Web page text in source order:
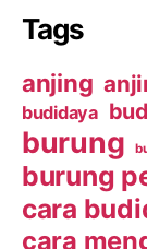
Tags
anjing
budidaya
burung
burung
cara
cara